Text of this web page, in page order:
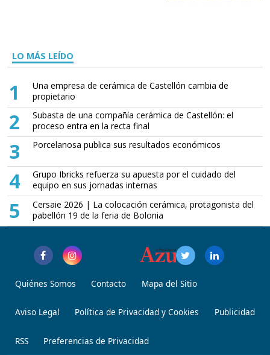
LO MÁS LEÍDO
1
Una empresa de cerámica de Castellón cambia de
propietario
2
Subasta de una compañía cerámica de Castellón: el
proceso entra en la recta final
3 Porcelanosa publica sus resultados económicos
4
Grupo Ibricks refuerza su apuesta por el cuidado del
equipo en sus jornadas internas
5
Cersaie 2026 | La colocación cerámica, protagonista del
pabellón 19 de la feria de Bolonia
Quiénes Somos Contacto Mapa del Sitio
Aviso Legal Política de Privacidad y Cookies Publicidad
RSS Preferencias de Privacidad